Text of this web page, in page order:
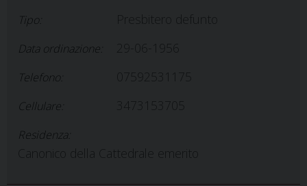
Tipo: Presbitero defunto
Data ordinazione: 29-06-1956
Telefono: 07592531175
Cellulare: 3473153705
Residenza:
Canonico della Cattedrale emerito